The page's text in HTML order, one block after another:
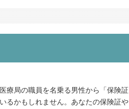
療局の職員を名乗る男性から「保険証
るかもしれません。あなたの保険証や